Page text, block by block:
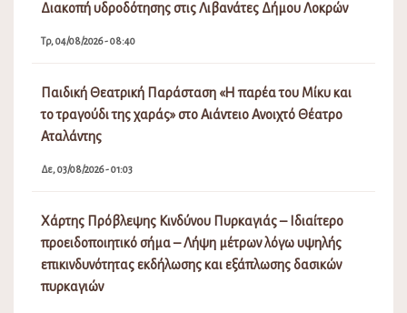
Διακοπή υδροδότησης στις Λιβανάτες Δήμου Λοκρών
Τρ, 04/08/2026 - 08:40
Παιδική Θεατρική Παράσταση «Η παρέα του Μίκυ και
το τραγούδι της χαράς» στο Αιάντειο Ανοιχτό Θέατρο
Αταλάντης
Δε, 03/08/2026 - 01:03
Χάρτης Πρόβλεψης Κινδύνου Πυρκαγιάς – Ιδιαίτερο
προειδοποιητικό σήμα – Λήψη μέτρων λόγω υψηλής
επικινδυνότητας εκδήλωσης και εξάπλωσης δασικών
πυρκαγιών